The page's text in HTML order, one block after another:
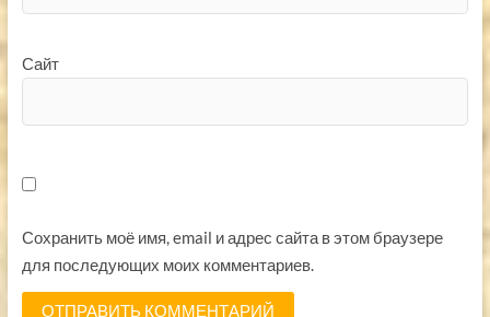
Сайт
Сохранить моё имя, email и адрес сайта в этом браузере
для последующих моих комментариев.